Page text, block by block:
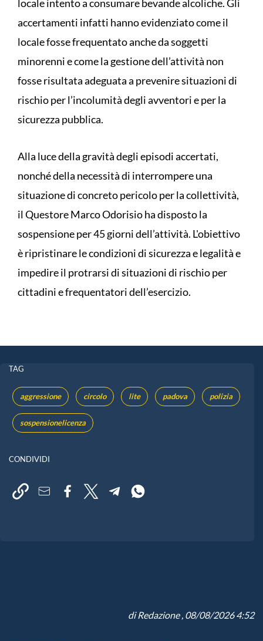
locale intento a consumare bevande alcoliche. Gli
accertamenti infatti hanno evidenziato come il
locale fosse frequentato anche da soggetti
minorenni e come la gestione dell’attività non
fosse risultata adeguata a prevenire situazioni di
rischio per l’incolumità degli avventori e per la
sicurezza pubblica.
Alla luce della gravità degli episodi accertati,
nonché della necessità di interrompere una
situazione di concreto pericolo per la collettività,
il Questore Marco Odorisio ha disposto la
sospensione per 45 giorni dell’attività. L'obiettivo
è ripristinare le condizioni di sicurezza e legalità e
impedire il protrarsi di situazioni di rischio per
cittadini e frequentatori dell’esercizio.
TAG
aggressione circolo lite padova polizia
sospensionelicenza
CONDIVIDI
diRedazione, 08/08/2026 4:52